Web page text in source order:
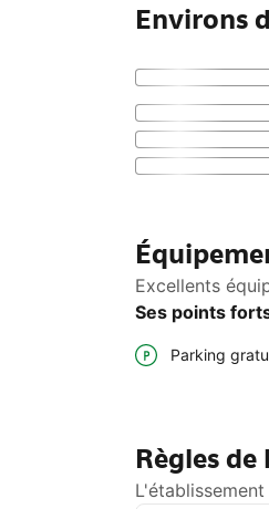
Environs
Excellents
Ses points
Parking
Règles